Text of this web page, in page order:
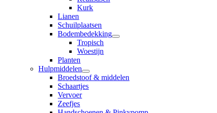
Kurk
Lianen
Schuilplaatsen
Bodembedekking
Tropisch
Woestijn
Planten
Hulpmiddelen
Broedstoof & middelen
Schaartjes
Vervoer
Zeefjes